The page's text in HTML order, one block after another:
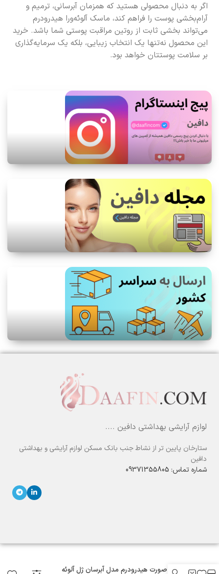
اگر به دنبال محصولی هستید که همزمان آبرسانی، ترمیم و
آرام‌بخشی پوست را فراهم کند، ماسک آلوئه‌ورا هیدرودرم
می‌تواند بخشی ثابت از روتین مراقبت پوستی شما باشد. خرید
این محصول نه‌تنها یک انتخاب زیبایی، بلکه یک سرمایه‌گذاری
بر سلامت پوستتان خواهد بود.
لوازم آرایشی بهداشتی دافین ....
ستارخان پایین تر از نشاط جنب بانک مسکن لوازم آرایشی و بهداشتی
دافین
شماره تماس: 09371355805
ماسک صورت هیدرودرم مدل آبرسان ژل آلوئه